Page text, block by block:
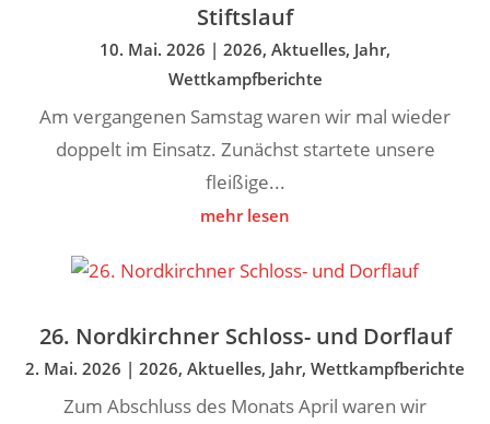
Stiftslauf
10. Mai. 2026 | 2026, Aktuelles, Jahr,
Wettkampfberichte
Am vergangenen Samstag waren wir mal wieder
doppelt im Einsatz. Zunächst startete unsere
fleißige...
mehr lesen
26. Nordkirchner Schloss- und Dorflauf
2. Mai. 2026 | 2026, Aktuelles, Jahr, Wettkampfberichte
Zum Abschluss des Monats April waren wir